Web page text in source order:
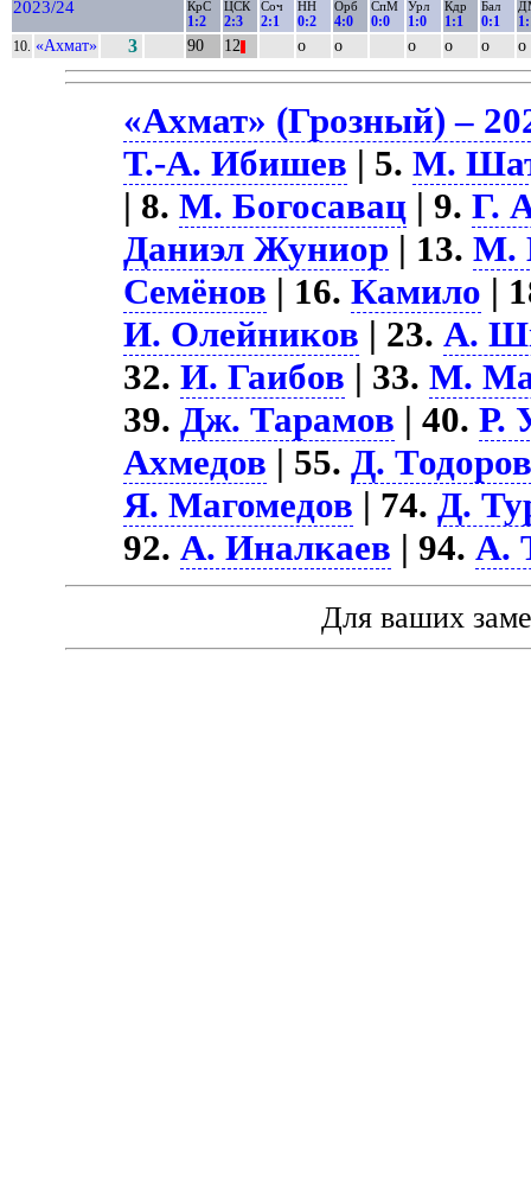
2023/24
КрС
1:2
ЦСК
2:3
Соч
2:1
НН
0:2
Орб
4:0
СпМ
0:0
Урл
1:0
Кдр
1:1
Бал
0:1
10. «Ахмат» 3 90 12 о о о о о о
«Ахмат» (Грозный) –
Т.-А. Ибишев | 5.М.
| 8.М. Богосавац | 9.Г.
Даниэл Жуниор | 13.М.
Семёнов | 16.Камило |
И. Олейников | 23.А.
32.И. Гаибов | 33.М.
39.Дж. Тарамов | 40.Р.
Ахмедов | 55.Д.
Я. Магомедов | 74.Д.
92.А. Иналкаев | 94.А.
Для ваших